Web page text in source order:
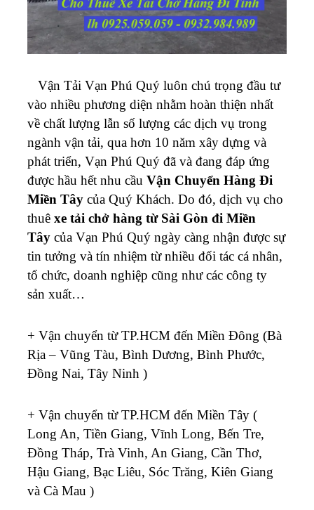
Vận Tải Vạn Phú Quý luôn chú trọng đầu tư
vào nhiều phương diện nhằm hoàn thiện nhất
về chất lượng lẫn số lượng các dịch vụ trong
ngành vận tải, qua hơn 10 năm xây dựng và
phát triển, Vạn Phú Quý đã và đang đáp ứng
được hầu hết nhu cầu Vận Chuyển Hàng Đi
Miền Tây của Quý Khách. Do đó, dịch vụ cho
thuê xe tải chở hàng từ Sài Gòn đi Miền
Tây của Vạn Phú Quý ngày càng nhận được sự
tin tưởng và tín nhiệm từ nhiều đối tác cá nhân,
tổ chức, doanh nghiệp cũng như các công ty
sản xuất…
+ Vận chuyển từ TP.HCM đến Miền Đông (Bà
Rịa – Vũng Tàu, Bình Dương, Bình Phước,
Đồng Nai, Tây Ninh )
+ Vận chuyển từ TP.HCM đến Miền Tây (
Long An, Tiền Giang, Vĩnh Long, Bến Tre,
Đồng Tháp, Trà Vinh, An Giang, Cần Thơ,
Hậu Giang, Bạc Liêu, Sóc Trăng, Kiên Giang
và Cà Mau )